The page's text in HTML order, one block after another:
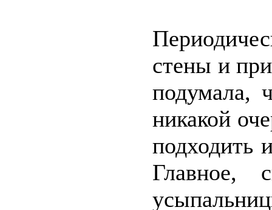
стены и
подумала,
никакой
подходить
Главное,